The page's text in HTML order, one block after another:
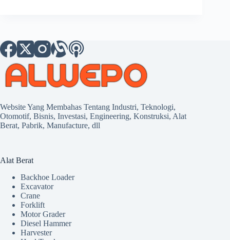
Website Yang Membahas Tentang Industri, Teknologi,
Otomotif, Bisnis, Investasi, Engineering, Konstruksi, Alat
Berat, Pabrik, Manufacture, dll
Alat Berat
Backhoe Loader
Excavator
Crane
Forklift
Motor Grader
Diesel Hammer
Harvester